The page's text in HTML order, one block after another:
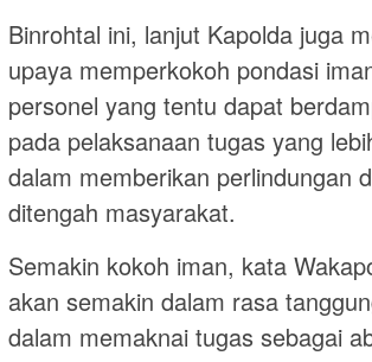
Binrohtal ini, lanjut Kapolda juga
upaya memperkokoh pondasi
personel yang tentu dapat
pada pelaksanaan tugas yang
dalam memberikan perlindungan
ditengah masyarakat.
Semakin kokoh iman, kata
akan semakin dalam rasa
dalam memaknai tugas sebagai